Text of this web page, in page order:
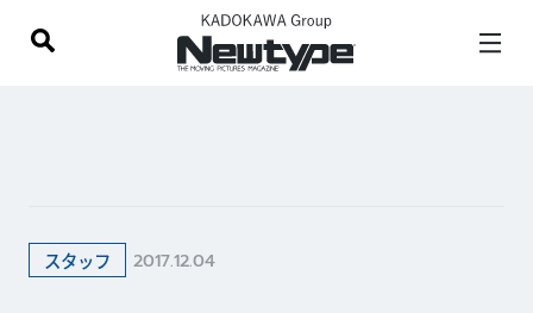
スタッフ 2017.12.04